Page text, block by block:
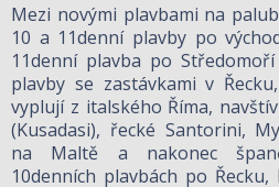
Mezi novými plavbami na
10 a 11denní plavby po
11denní plavba po
plavby se zastávkami v
vyplují z italského Říma,
(Kusadasi), řecké Santorini,
na Maltě a nakonec
10denních plavbách po